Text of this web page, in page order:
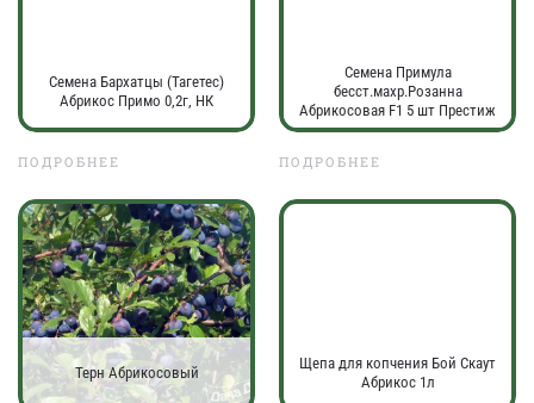
Семена Бархатцы (Тагетес)
Абрикос Примо 0,2г, НК
ПОДРОБНЕЕ
Семена Примула
бесст.махр.Розанна
Абрикосовая F1 5 шт Престиж
ПОДРОБНЕЕ
Терн Абрикосовый
Щепа для копчения Бой Скаут
Абрикос 1л